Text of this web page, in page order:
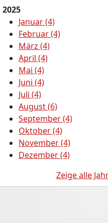
2025
Januar (4)
Februar (4)
März (4)
April (4)
Mai (4)
Juni (4)
Juli (4)
August (6)
September (4)
Oktober (4)
November (4)
Dezember (4)
Zeige alle